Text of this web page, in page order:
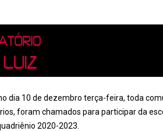
dia 10 de dezembro terça-feira, toda
foram chamados para participar da
2020-2023.